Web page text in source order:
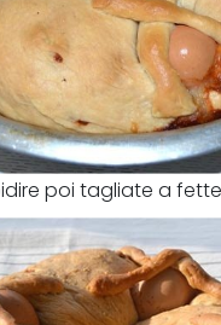
poi tagliate a